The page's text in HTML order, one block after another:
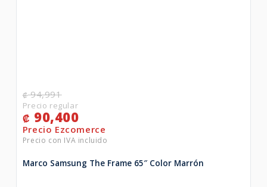
₡94,991
₡ 90,400
Marco Samsung The Frame 65″ Color Marrón